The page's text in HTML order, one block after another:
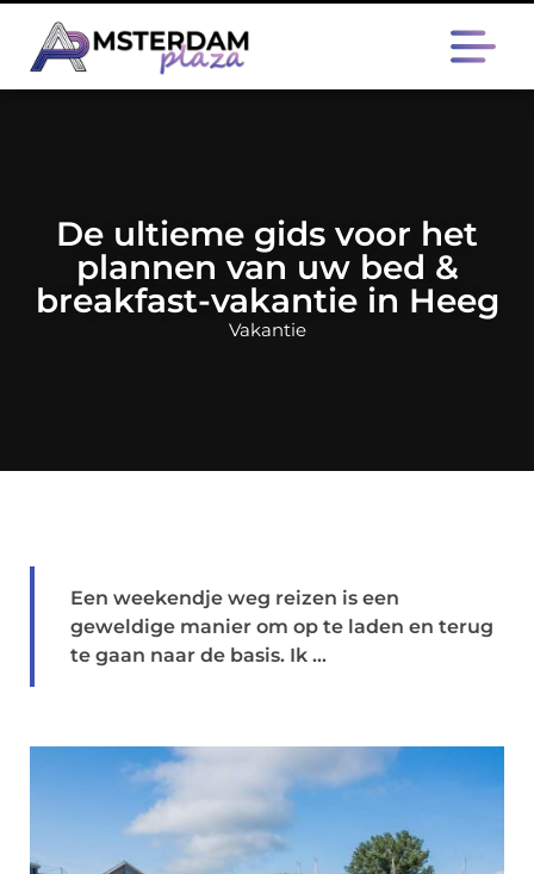
De ultieme gids voor het
plannen van uw bed &
breakfast-vakantie in Heeg
Vakantie
Een weekendje weg reizen is een
geweldige manier om op te laden en terug
te gaan naar de basis. Ik ...